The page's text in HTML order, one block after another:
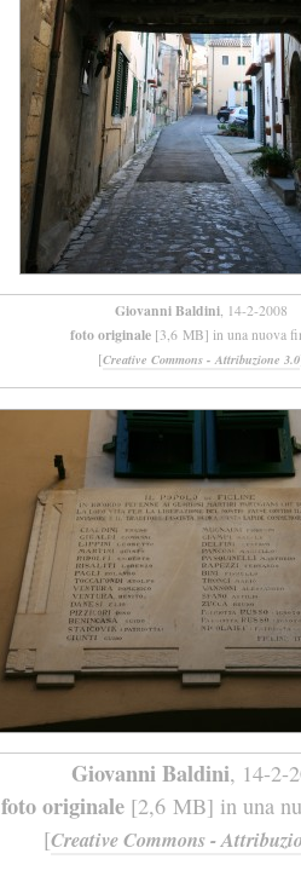
Giovanni Baldini, 14-2-2008
foto originale [3,6 MB] in una nuova
[Creative Commons - Attribuzione 3.0
Giovanni Baldini, 14-2-
foto originale[2,6 MB] in una
[Creative Commons -